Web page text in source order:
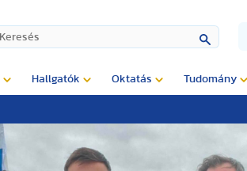
Hallgatók Oktatás Tudomány